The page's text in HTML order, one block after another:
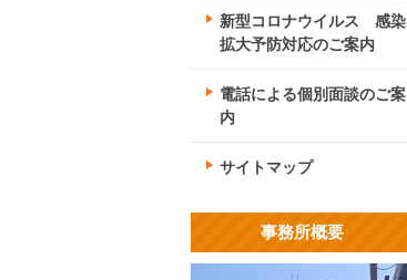
新型コロナウイルス 感染
拡大予防対応のご案内
電話による個別面談のご案
内
サイトマップ
事務所概要